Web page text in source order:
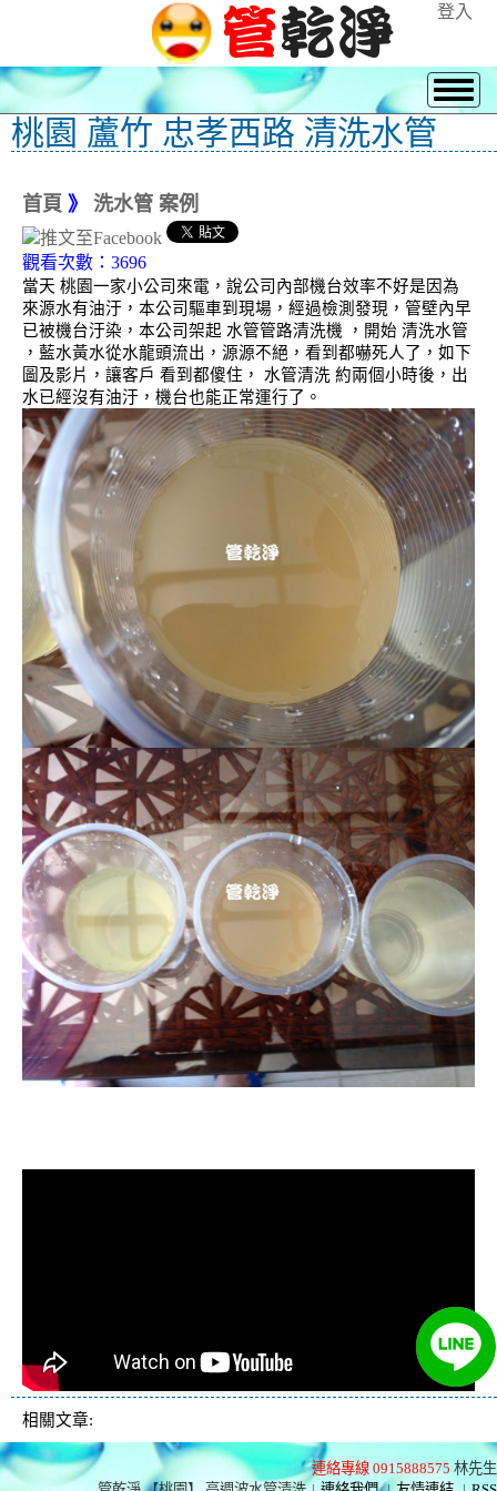
登入
桃園 蘆竹 忠孝西路 清洗水管
首頁 》 洗水管 案例
觀看次數：3696
當天 桃園一家小公司來電，說公司內部機台效率不好是因為
來源水有油汙，本公司驅車到現場，經過檢測發現，管壁內早
已被機台汙染，本公司架起 水管管路清洗機 ，開始 清洗水管
，藍水黃水從水龍頭流出，源源不絕，看到都嚇死人了，如下
圖及影片，讓客戶 看到都傻住， 水管清洗 約兩個小時後，出
水已經沒有油汙，機台也能正常運行了。
相關文章:
連絡專線 0915888575 林先生